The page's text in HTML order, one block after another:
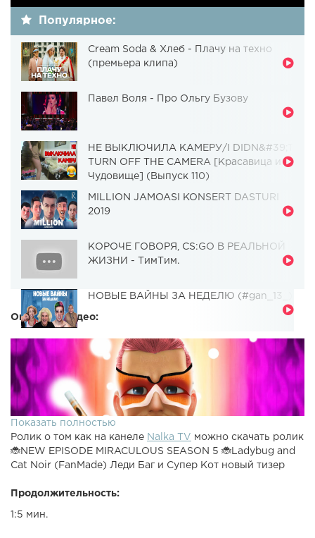
Популярное:
Cream Soda & Хлеб - Плачу на техно
(премьера клипа)
Павел Воля - Про Ольгу Бузову
НЕ ВЫКЛЮЧИЛА КАМЕРУ/I DIDN&#39;T
TURN OFF THE CAMERA [Красавица и
Чудовище] (Выпуск 110)
MILLION JAMOASI KONSERT DASTURI
2019
КОРОЧЕ ГОВОРЯ, CS:GO В РЕАЛЬНОЙ
ЖИЗНИ - ТимТим.
НОВЫЕ ВАЙНЫ ЗА НЕДЕЛЮ (#gan_13_)
Описание видео:
Показать полностью
Ролик о том как на канеле Nalka TV
можно скачать ролик
🐞NEW EPISODE MIRACULOUS SEASON 5 🐞Ladybug and
Cat Noir (FanMade) Леди Баг и Супер Кот новый тизер
Продолжительность:
1:5 мин.